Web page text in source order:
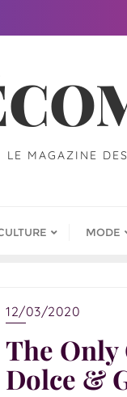
LE MAGAZINE
MODE
12/03/2020
The
Dolce &